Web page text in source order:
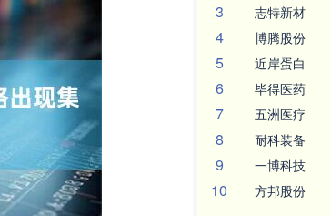
3 志特新材
4 博腾股份
5 近岸蛋白
6 毕得医药
7 五洲医疗
8 耐科装备
9 一博科技
10 方邦股份